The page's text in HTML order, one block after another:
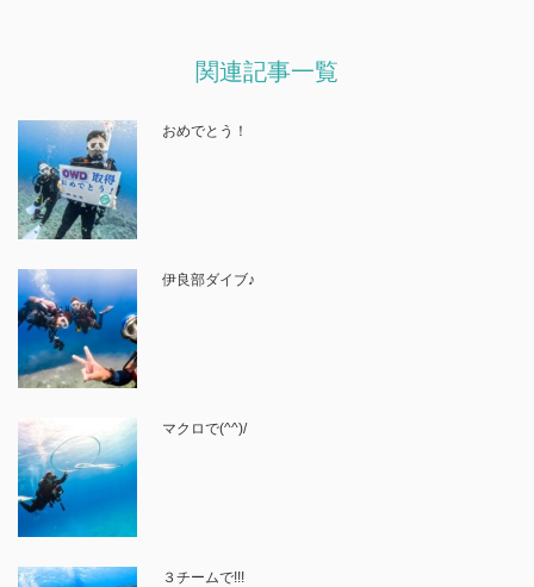
関連記事一覧
おめでとう！
伊良部ダイブ♪
マクロで(^^)/
３チームで!!!